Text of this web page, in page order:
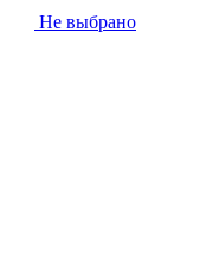
Не выбрано